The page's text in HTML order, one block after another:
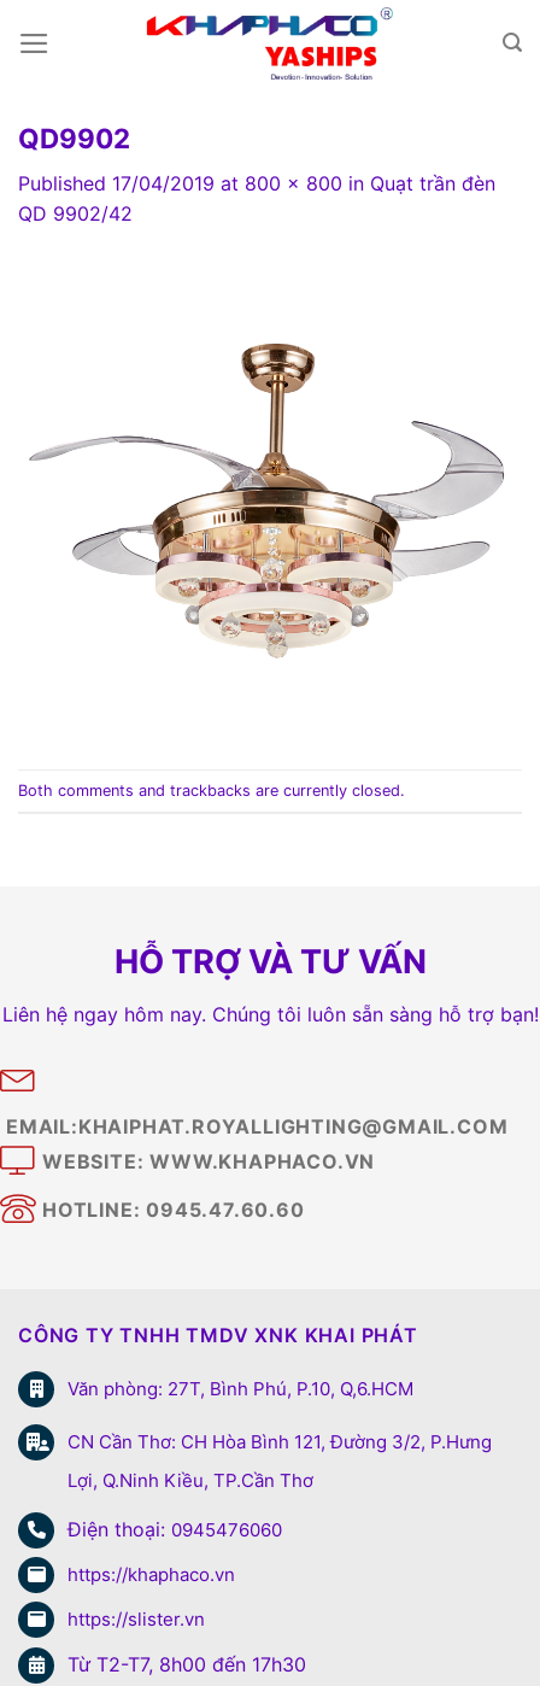
QD9902
Published 17/04/2019 at 800 × 800 in Quạt trần đèn
QD 9902/42
Both comments and trackbacks are currently closed.
HỖ TRỢ VÀ TƯ VẤN
Liên hệ ngay hôm nay. Chúng tôi luôn sẵn sàng hỗ trợ bạn!
EMAIL:KHAIPHAT.ROYALLIGHTING@GMAIL.COM
WEBSITE: WWW.KHAPHACO.VN
HOTLINE: 0945.47.60.60
CÔNG TY TNHH TMDV XNK KHAI PHÁT
Văn phòng: 27T, Bình Phú, P.10, Q,6.HCM
CN Cần Thơ: CH Hòa Bình 121, Đường 3/2, P.Hưng
Lợi, Q.Ninh Kiều, TP.Cần Thơ
Điện thoại: 0945476060
https://khaphaco.vn
https://slister.vn
Từ T2-T7, 8h00 đến 17h30